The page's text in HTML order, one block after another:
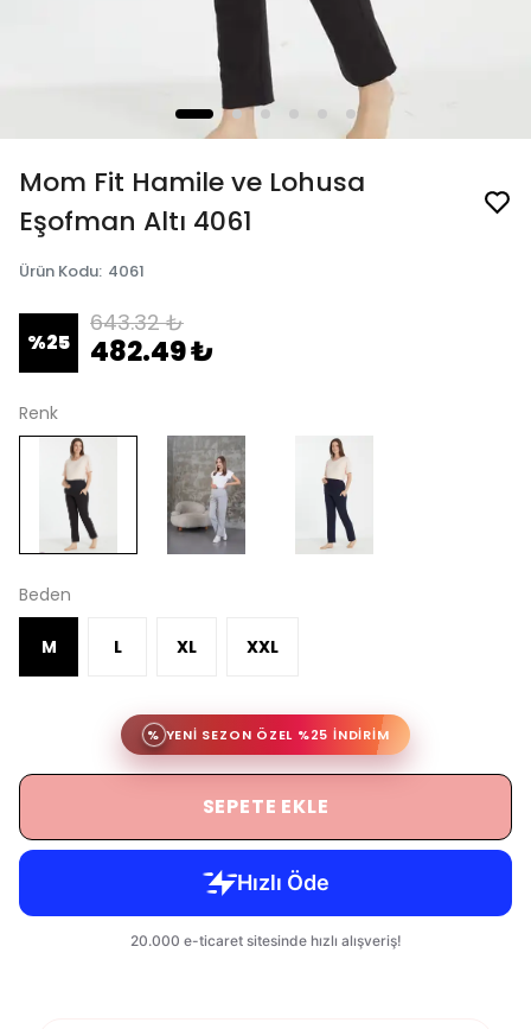
Mom Fit Hamile ve Lohusa
Eşofman Altı 4061
Ürün Kodu: 4061
%25
643.32 ₺
482.49 ₺
Renk
Beden
M L XL XXL
% YENİ SEZON ÖZEL %25 İNDİRİM
SEPETE EKLE